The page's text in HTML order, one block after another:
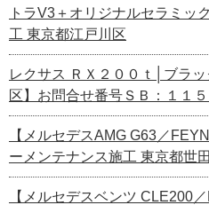
トラV3＋オリジナルセラミッ
工 東京都江戸川区
レクサス ＲＸ２００ｔ│ブラ
区】お問合せ番号ＳＢ：１１５
【メルセデスAMG G63／
ーメンテナンス施工 東京都世
【メルセデスベンツ CLE200